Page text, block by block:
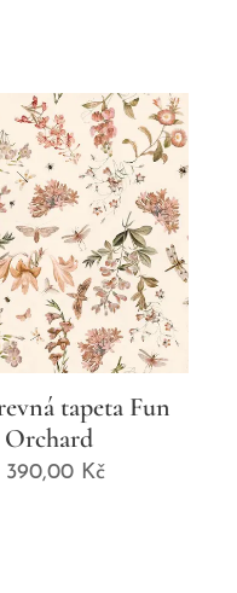
tapeta Fun
Orchard
390,00 Kč